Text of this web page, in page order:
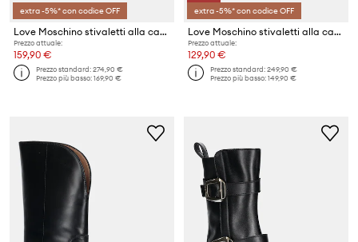
extra -5%* con codice OFF
Love Moschino stivaletti alla caviglia in pelle
Prezzo attuale:
159,90 €
Prezzo standard:274,90 €
Prezzo più basso:169,90 €
extra -5%* con codice OFF
Love Moschino stivaletti alla caviglia
Prezzo attuale:
129,90 €
Prezzo standard:249,90 €
Prezzo più basso:149,90 €